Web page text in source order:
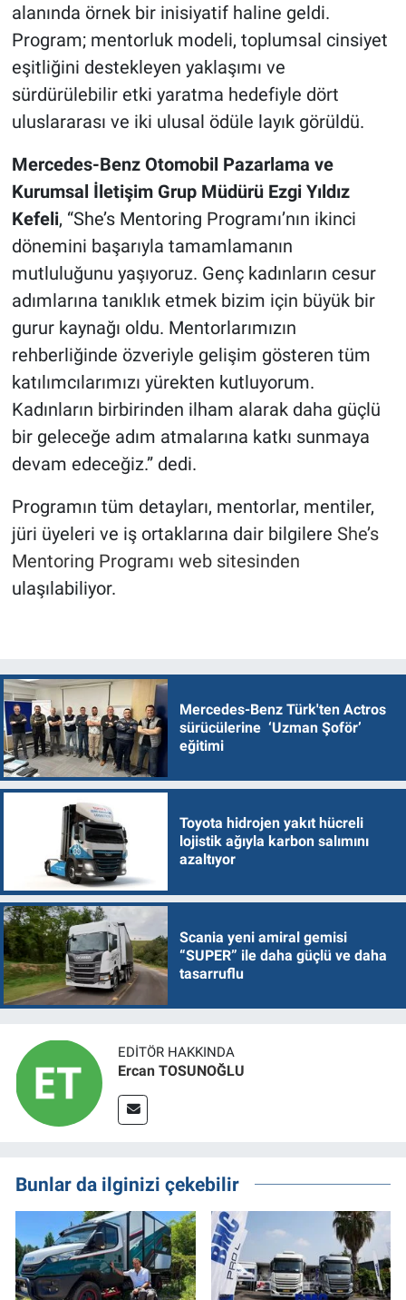
alanında örnek bir inisiyatif haline geldi.
Program; mentorluk modeli, toplumsal cinsiyet
eşitliğini destekleyen yaklaşımı ve
sürdürülebilir etki yaratma hedefiyle dört
uluslararası ve iki ulusal ödüle layık görüldü.
Mercedes-Benz Otomobil Pazarlama ve
Kurumsal İletişim Grup Müdürü Ezgi Yıldız
Kefeli, “She’s Mentoring Programı’nın ikinci
dönemini başarıyla tamamlamanın
mutluluğunu yaşıyoruz. Genç kadınların cesur
adımlarına tanıklık etmek bizim için büyük bir
gurur kaynağı oldu. Mentorlarımızın
rehberliğinde özveriyle gelişim gösteren tüm
katılımcılarımızı yürekten kutluyorum.
Kadınların birbirinden ilham alarak daha güçlü
bir geleceğe adım atmalarına katkı sunmaya
devam edeceğiz.” dedi.
Programın tüm detayları, mentorlar, mentiler,
jüri üyeleri ve iş ortaklarına dair bilgilere She’s
Mentoring Programı web sitesinden
ulaşılabiliyor.
Mercedes-Benz Türk'ten Actros
sürücülerine ‘Uzman Şoför’
eğitimi
Toyota hidrojen yakıt hücreli
lojistik ağıyla karbon salımını
azaltıyor
Scania yeni amiral gemisi
“SUPER” ile daha güçlü ve daha
tasarruflu
EDITÖR HAKKINDA
Ercan TOSUNOĞLU
Bunlar da ilginizi çekebilir